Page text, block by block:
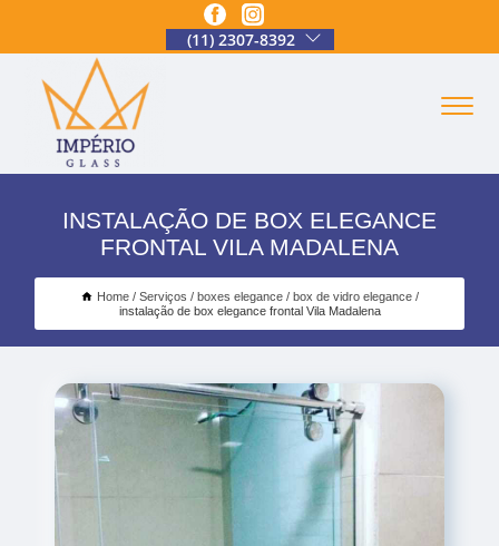
(11) 2307-8392
INSTALAÇÃO DE BOX ELEGANCE
FRONTAL VILA MADALENA
Home Serviços boxes elegance
box de vidro elegance
instalação de box elegance frontal Vila Madalena